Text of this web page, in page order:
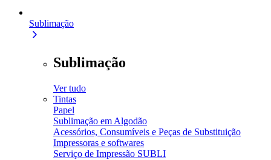
Sublimação
Sublimação
Ver tudo
Tintas
Papel
Sublimação em Algodão
Acessórios, Consumíveis e Peças de Substituição
Impressoras e softwares
Serviço de Impressão SUBLI